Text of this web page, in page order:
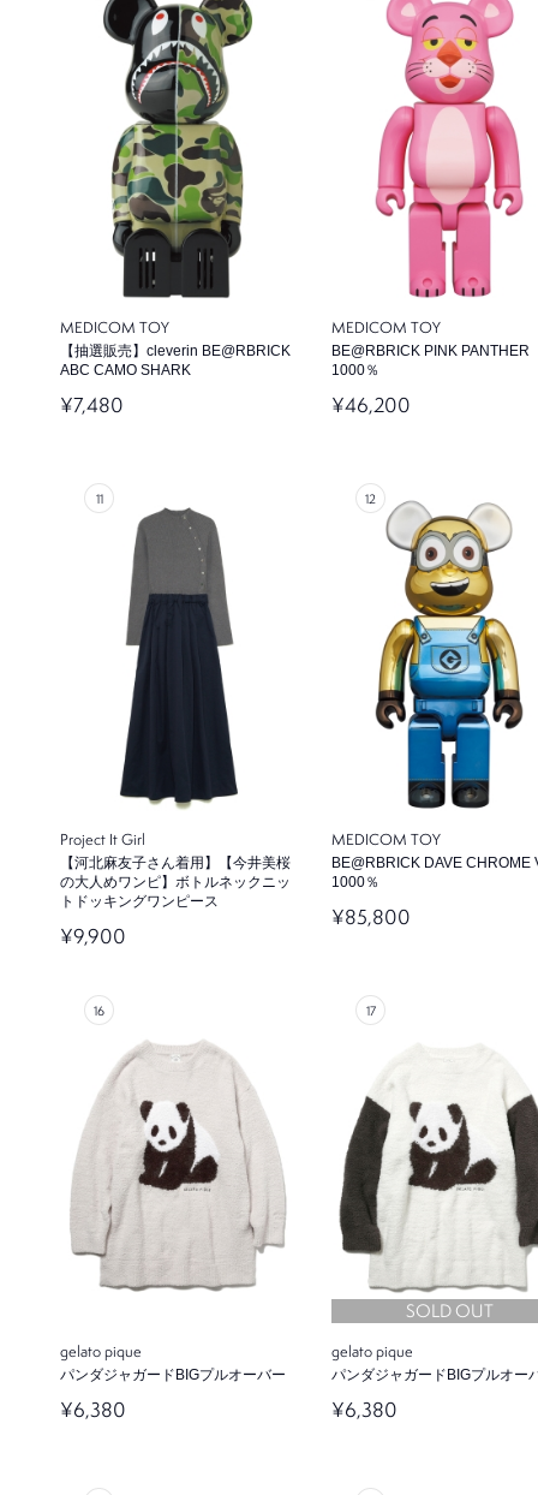
MEDICOM TOY
【抽選販売】cleverin BE@RBRICK
ABC CAMO SHARK
¥7,480
MEDICOM TOY
BE@RBRICK PINK PANTHER
1000％
¥46,200
Project It Girl
【河北麻友子さん着用】【今井美桜
の大人めワンピ】ボトルネックニッ
トドッキングワンピース
¥9,900
MEDICOM TOY
BE@RBRICK DAVE CHROME
1000％
¥85,800
gelato pique
パンダジャガードBIGプルオーバー
¥6,380
SOLD OUT
gelato pique
パンダジャガードBIGプルオー
¥6,380